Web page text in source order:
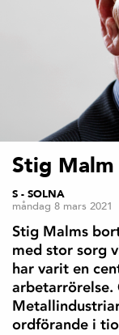
Stig
S - SOLNA
måndag 8 mars 2021
Stig Malms
med stor sorg
har varit en
arbetarrörelse.
ordförande i